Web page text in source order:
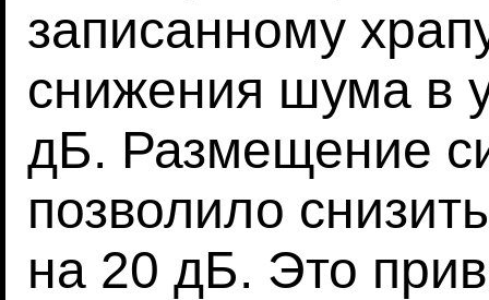
записанному
снижения шума в
дБ. Размещение
позволило
на 20 дБ. Это